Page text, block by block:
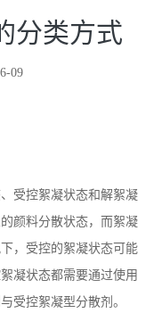
分类方式
09
受控絮凝状态和解絮凝
颜料分散状态，而絮凝
，受控的絮凝状态可能
凝状态都需要通过使用
受控絮凝型分散剂。